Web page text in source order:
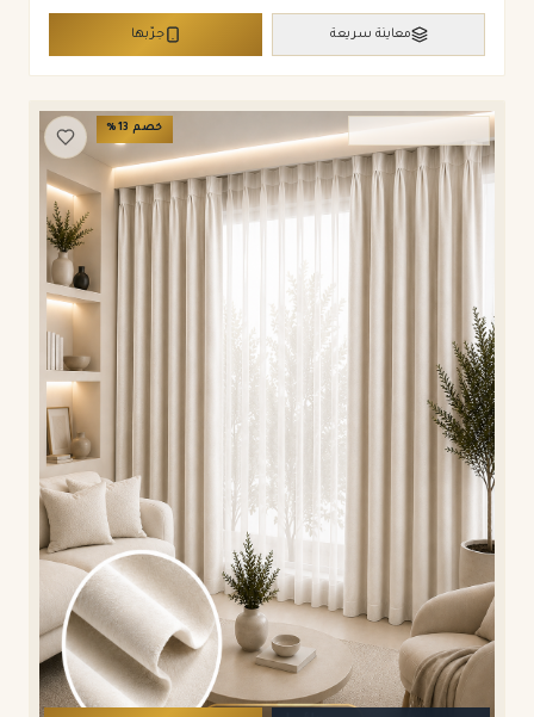
معاينة سريعة جرّبها
خصم 13
%